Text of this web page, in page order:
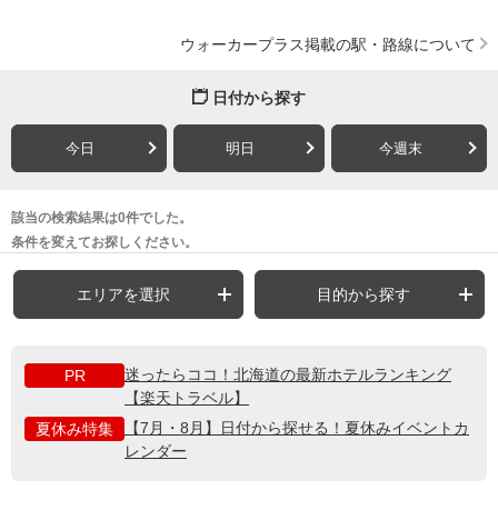
ウォーカープラス掲載の駅・路線について
日付から探す
今日 明日 今週末
該当の検索結果は0件でした。
条件を変えてお探しください。
エリアを選択 目的から探す
PR
迷ったらココ！北海道の最新ホテルランキング
【楽天トラベル】
夏休み特集
【7月・8月】日付から探せる！夏休みイベントカ
レンダー